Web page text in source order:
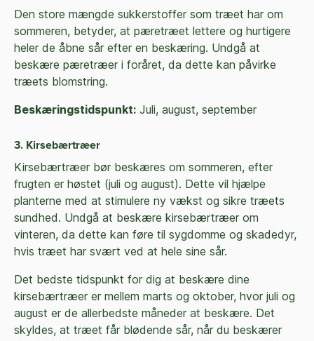
Den store mængde sukkerstoffer som træet har om
sommeren, betyder, at pæretræet lettere og hurtigere
heler de åbne sår efter en beskæring. Undgå at
beskære pæretræer i foråret, da dette kan påvirke
træets blomstring.
Beskæringstidspunkt: Juli, august, september
3. Kirsebærtræer
Kirsebærtræer bør beskæres om sommeren, efter
frugten er høstet (juli og august). Dette vil hjælpe
planterne med at stimulere ny vækst og sikre træets
sundhed. Undgå at beskære kirsebærtræer om
vinteren, da dette kan føre til sygdomme og skadedyr,
hvis træet har svært ved at hele sine sår.
Det bedste tidspunkt for dig at beskære dine
kirsebærtræer er mellem marts og oktober, hvor juli og
august er de allerbedste måneder at beskære. Det
skyldes, at træet får blødende sår, når du beskærer